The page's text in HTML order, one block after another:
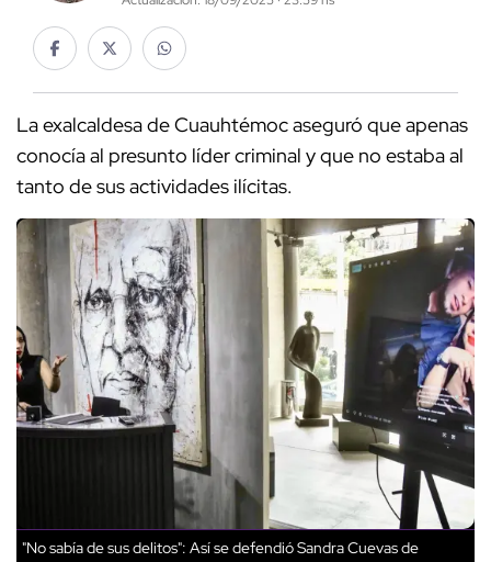
La exalcaldesa de Cuauhtémoc aseguró que apenas
conocía al presunto líder criminal y que no estaba al
tanto de sus actividades ilícitas.
"No sabía de sus delitos": Así se defendió Sandra Cuevas de